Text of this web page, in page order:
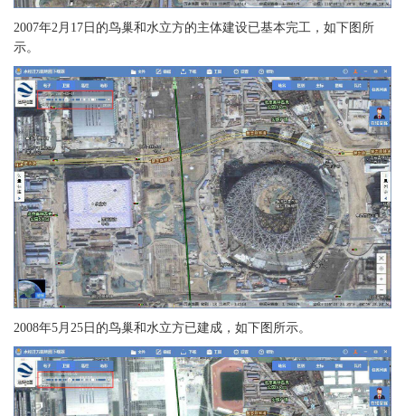
2007年2月17日的鸟巢和水立方的主体建设已基本完工，如下图所
示。
2008年5月25日的鸟巢和水立方已建成，如下图所示。